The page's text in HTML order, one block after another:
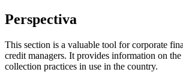
Perspectiva
This section is a valuable tool for corporate
credit managers. It provides information on
collection practices in use in the country.